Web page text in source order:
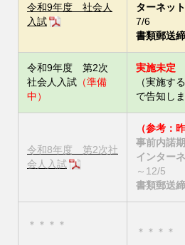
令和9年度 社会人
入試
ターネッ
7/6
書類郵送
令和9年度 第2次
社会人入試 （準備
中）
実施未定
（実施す
で告知しま
令和8年度 第2次社
会人入試
（参考：
事前内諾
インター
～12/5
書類郵送
＊＊＊＊
＊＊＊＊